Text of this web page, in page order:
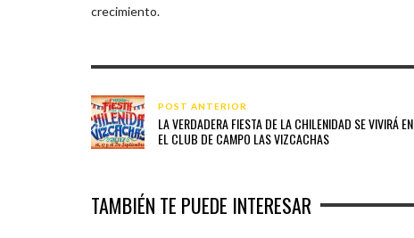
crecimiento.
POST ANTERIOR
LA VERDADERA FIESTA DE LA CHILENIDAD SE VIVIRÁ EN
EL CLUB DE CAMPO LAS VIZCACHAS
TAMBIÉN TE PUEDE INTERESAR